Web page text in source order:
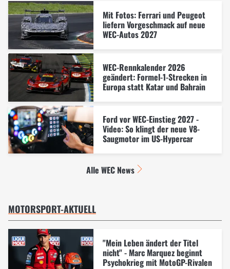
Mit Fotos: Ferrari und Peugeot
liefern Vorgeschmack auf neue
WEC-Autos 2027
WEC-Rennkalender 2026
geändert: Formel-1-Strecken in
Europa statt Katar und Bahrain
Ford vor WEC-Einstieg 2027 -
Video: So klingt der neue V8-
Saugmotor im US-Hypercar
Alle WEC News
MOTORSPORT-AKTUELL
"Mein Leben ändert der Titel
nicht" - Marc Marquez beginnt
Psychokrieg mit MotoGP-Rivalen